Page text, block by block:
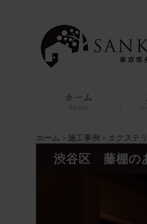
ホーム ＞ 施工事例 ＞ エクステ
渋谷区 藤棚の